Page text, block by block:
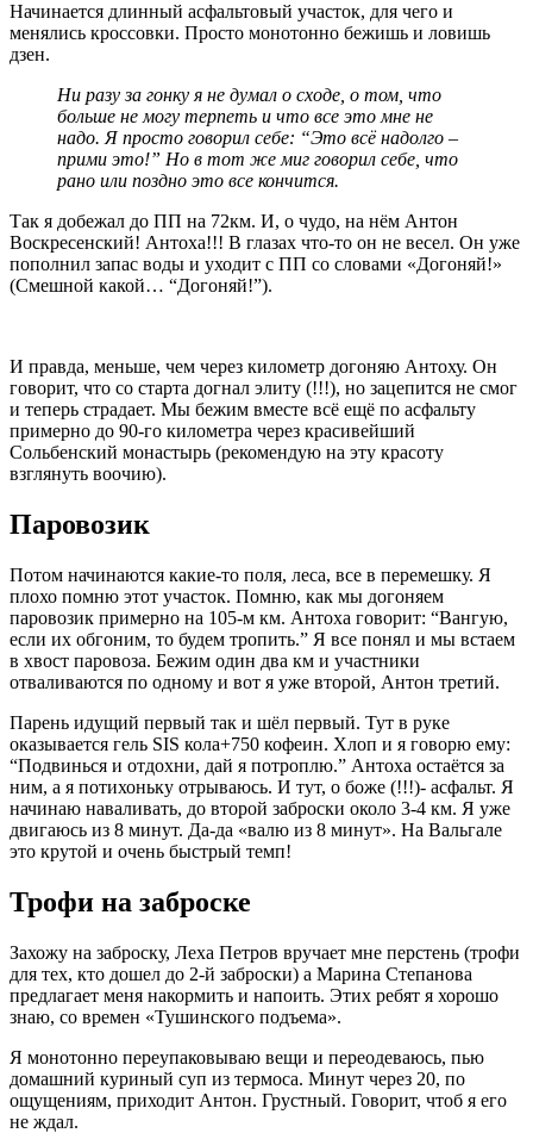
Начинается длинный асфальтовый участок, для чего и
менялись кроссовки. Просто монотонно бежишь и ловишь
дзен.
Ни разу за гонку я не думал о сходе, о том, что
больше не могу терпеть и что все это мне не
надо. Я просто говорил себе: “Это всё надолго –
прими это!” Но в тот же миг говорил себе, что
рано или поздно это все кончится.
Так я добежал до ПП на 72км. И, о чудо, на нём Антон
Воскресенский! Антоха!!! В глазах что-то он не весел. Он уже
пополнил запас воды и уходит с ПП со словами «Догоняй!»
(Смешной какой… “Догоняй!”).
И правда, меньше, чем через километр догоняю Антоху. Он
говорит, что со старта догнал элиту (!!!), но зацепится не смог
и теперь страдает. Мы бежим вместе всё ещё по асфальту
примерно до 90-го километра через красивейший
Сольбенский монастырь (рекомендую на эту красоту
взглянуть воочию).
Паровозик
Потом начинаются какие-то поля, леса, все в перемешку. Я
плохо помню этот участок. Помню, как мы догоняем
паровозик примерно на 105-м км. Антоха говорит: “Вангую,
если их обгоним, то будем тропить.” Я все понял и мы встаем
в хвост паровоза. Бежим один два км и участники
отваливаются по одному и вот я уже второй, Антон третий.
Парень идущий первый так и шёл первый. Тут в руке
оказывается гель SIS кола+750 кофеин. Хлоп и я говорю ему:
“Подвинься и отдохни, дай я потроплю.” Антоха остаётся за
ним, а я потихоньку отрываюсь. И тут, о боже (!!!)- асфальт. Я
начинаю наваливать, до второй заброски около 3-4 км. Я уже
двигаюсь из 8 минут. Да-да «валю из 8 минут». На Вальгале
это крутой и очень быстрый темп!
Трофи на заброске
Захожу на заброску, Леха Петров вручает мне перстень (трофи
для тех, кто дошел до 2-й заброски) а Марина Степанова
предлагает меня накормить и напоить. Этих ребят я хорошо
знаю, со времен «Тушинского подъема».
Я монотонно переупаковываю вещи и переодеваюсь, пью
домашний куриный суп из термоса. Минут через 20, по
ощущениям, приходит Антон. Грустный. Говорит, чтоб я его
не ждал.